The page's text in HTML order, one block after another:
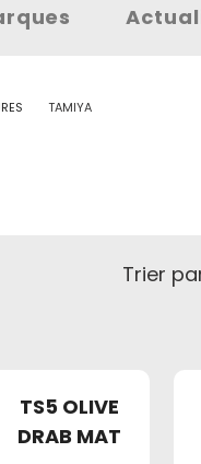
TAMIYA
Trier
TS5 OLIVE
DRAB MAT